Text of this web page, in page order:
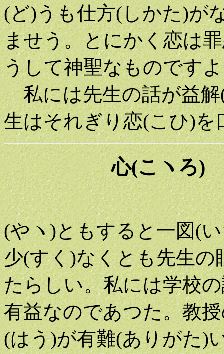
(ど)うも仕方(しかた)が
ませう。とにかく恋は
うして神聖なものです
私には先生の話が益解
生はそれぎり恋(こひ)
心(こヽろ)
年の若(わ
(やヽ)ともすると一図(
少(すく)なくとも先生
たらしい。私には学校
有益なのであつた。教
(はう)が有難(ありがた)